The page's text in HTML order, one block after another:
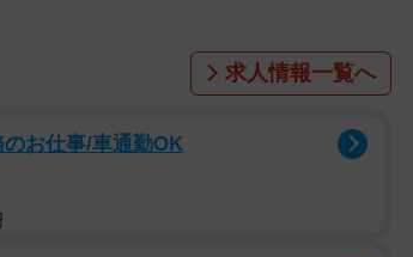
求人情報一覧へ
お仕事/車通勤OK